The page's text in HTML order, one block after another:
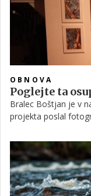
OBNOVA
Poglejte ta
Bralec Boštjan je v
projekta poslal
in rezultat je